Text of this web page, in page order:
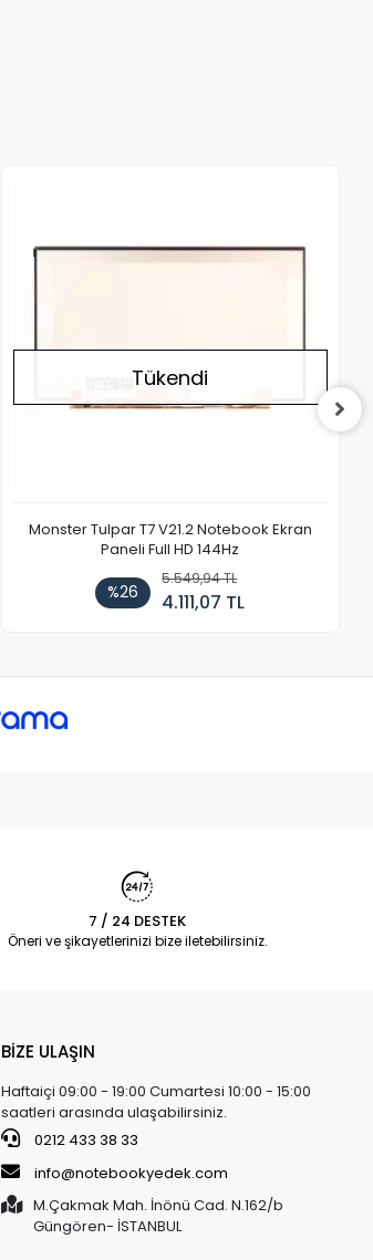
Tükendi
Monster Tulpar T7 V21.2 Notebook Ekran
Paneli Full HD 144Hz
%26
5.549,94 TL
4.111,07 TL
7 / 24 DESTEK
Öneri ve şikayetlerinizi bize iletebilirsiniz.
BİZE ULAŞIN
Haftaiçi 09:00 - 19:00 Cumartesi 10:00 - 15:00
saatleri arasında ulaşabilirsiniz.
0212 433 38 33
info@notebookyedek.com
M.Çakmak Mah. İnönü Cad. N.162/b
Güngören- İSTANBUL